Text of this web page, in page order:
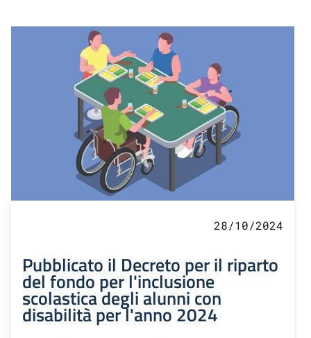
28/10/2024
Pubblicato il Decreto per il riparto
del fondo per l'inclusione
scolastica degli alunni con
disabilità per l'anno 2024